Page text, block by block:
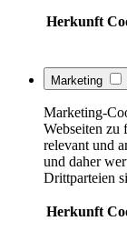
Herkunft
Marketing
Marketing-
Webseiten zu
relevant und
und daher
Drittparteien
Herkunft